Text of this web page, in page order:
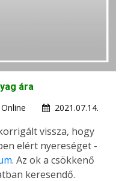
ára
2021.07.14.
vissza, hogy
elért nyereséget -
. Az ok a csökkenő
keresendő.